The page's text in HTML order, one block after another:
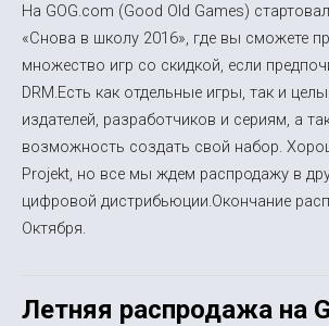
На GOG.com (Good Old Games)
«Снова в школу 2016», где вы сможете
множество игр со скидкой, если
DRM.Есть как отдельные игры, так и
издателей, разработчиков и сериям, а
возможность создать свой набор.
Projekt, но все мы ждем распродажу в
цифровой дистрибьюции.Окончание
Октября.
Летняя распродажа на